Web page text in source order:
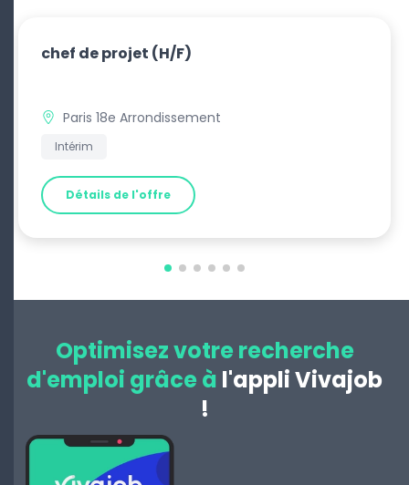
chef de projet (H/F)
Paris 18e Arrondissement
Intérim
Détails de l'offre
Optimisez votre recherche
d'emploi grâce à l'appli Vivajob
!